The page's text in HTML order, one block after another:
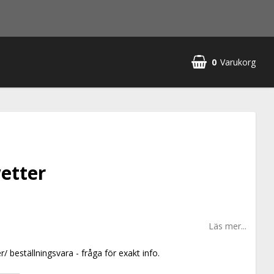
0 Varukorg
Läs mer...
beställningsvara - fråga för exakt info.